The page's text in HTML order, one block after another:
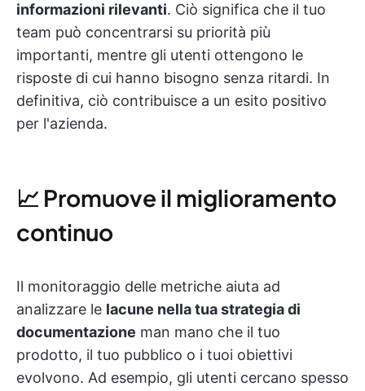
informazioni rilevanti. Ciò significa che il tuo
team può concentrarsi su priorità più
importanti, mentre gli utenti ottengono le
risposte di cui hanno bisogno senza ritardi. In
definitiva, ciò contribuisce a un esito positivo
per l'azienda.
📈 Promuove il miglioramento
continuo
Il monitoraggio delle metriche aiuta ad
analizzare le lacune nella tua strategia di
documentazione man mano che il tuo
prodotto, il tuo pubblico o i tuoi obiettivi
evolvono. Ad esempio, gli utenti cercano spesso